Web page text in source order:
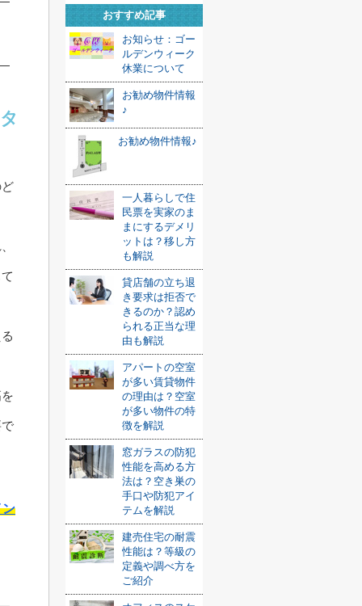
ン
おすすめ記事
お知らせ：ゴー
ルデンウィーク
休業について
お勧め物件情報
♪
お勧め物件情報♪
一人暮らしで住
民票を実家のま
まにするデメリ
ットは？移し方
も解説
貸店舗の立ち退
き要求は拒否で
きるのか？認め
られる正当な理
由も解説
アパートの空室
が多い賃貸物件
の理由は？空室
が多い物件の特
徴を解説
窓ガラスの防犯
性能を高める方
法は？空き巣の
手口や防犯アイ
テムを解説
建売住宅の耐震
性能は？等級の
定義や調べ方を
ご紹介